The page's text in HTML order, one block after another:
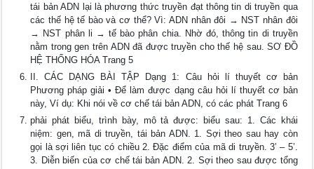
tái bản ADN lại là phương thức truyền đạt thông tin di truyền qua
các thế hệ tế bào và cơ thể? Vì: ADN nhân đôi → NST nhân đôi
→ NST phân li → tế bào phân chia. Nhờ đó, thông tin di truyền
nằm trong gen trên ADN đã được truyền cho thế hệ sau. SƠ ĐỒ
HỆ THỐNG HÓA Trang 5
II. CÁC DẠNG BÀI TẬP Dạng 1: Câu hỏi lí thuyết cơ bản
Phương pháp giải • Để làm được dạng câu hỏi lí thuyết cơ bản
này, Ví dụ: Khi nói về cơ chế tái bản ADN, có các phát Trang 6
phải phát biểu, trình bày, mô tả được: biểu sau: 1. Các khái
niệm: gen, mã di truyền, tái bản ADN. 1. Sợi theo sau hay còn
gọi là sợi liên tục có chiều 2. Đặc điểm của mã di truyền. 3’ – 5’.
3. Diễn biến của cơ chế tái bản ADN. 2. Sợi theo sau được tổng